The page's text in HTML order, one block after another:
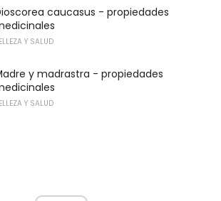
caucasus - propiedades
Y SALUD
y madrastra - propiedades
Y SALUD